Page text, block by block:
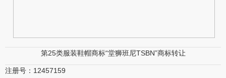
第25类服装鞋帽商标“堂狮班尼TSBN”商标转让
注册号：12457159